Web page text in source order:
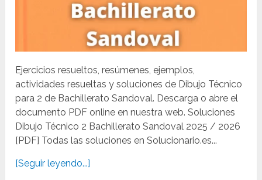
Ejercicios resueltos, resúmenes, ejemplos,
actividades resueltas y soluciones de Dibujo Técnico
para 2 de Bachillerato Sandoval. Descarga o abre el
documento PDF online en nuestra web. Soluciones
Dibujo Técnico 2 Bachillerato Sandoval 2025 / 2026
[PDF] Todas las soluciones en Solucionario.es...
[Seguir leyendo...]